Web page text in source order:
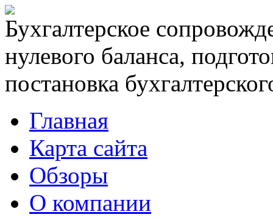
Бухгалтерское
нулевого баланса,
постановка
Главная
Карта сайта
Обзоры
О компании